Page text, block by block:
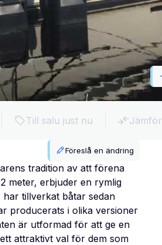
Till salu just nu Jämför
Föreslå en ändring
tradition av att förena
meter, erbjuder en rymlig
tillverkat båtar sedan
producerats i olika versioner
är utformad för att ge en
attraktivt val för dem som